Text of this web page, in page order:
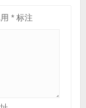
*标注